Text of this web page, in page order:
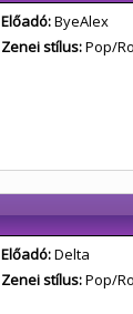
Előadó:ByeAlex
Zenei stílus:Pop/
Előadó:Delta
Zenei stílus:Pop/